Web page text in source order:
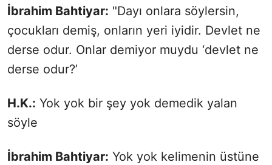
İbrahim Bahtiyar: "Dayı onlara söylersin,
çocukları demiş, onların yeri iyidir. Devlet ne
derse odur. Onlar demiyor muydu ‘devlet ne
derse odur?’
H.K.: Yok yok bir şey yok demedik yalan
söyle
İbrahim Bahtiyar: Yok yok kelimenin üstüne